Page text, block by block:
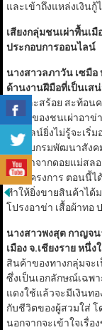
และเข้าถึงแหล่งเงินกู้
เสียงกลุ่มชนเผ่าพื้นเ
ประกอบการออนไลน์
นางสาวลภาวัน เซมื
ด้านงานฝีมือที่เป็นเส
มือ และสร้อย สะท้อน
สินค้าของชนเผ่าอาข่
ออนไลน์ยิ่งไม่รู้จะเริ่
การกับกรมพัฒนาสัง
ทางมาจากดอยแม่สลอ
ร่วมโครงการ ตอนนี้
ทำให้ยิ่งขายสินค้าได้
โปรงอาข่า เสื้อผ้าทอ
นางสาวพงสุต กาญจ
เมือง จ.เชียงราย หนึ่
สินค้าของทางกลุ่มจะเ
ซึ่งเป็นเอกลักษณ์เฉพ
แดงใช้แล้วจะมีเงินท
กับชีวิตของผู้สวมใส่
นอกจากจะเข้าใจเรื่